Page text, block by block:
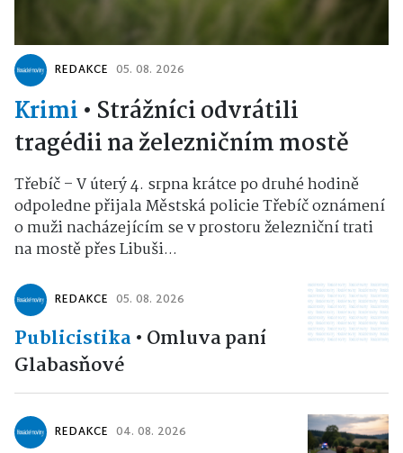
REDAKCE 05. 08. 2026
Krimi • Strážníci odvrátili
tragédii na železničním mostě
Třebíč – V úterý 4. srpna krátce po druhé hodině
odpoledne přijala Městská policie Třebíč oznámení
o muži nacházejícím se v prostoru železniční trati
na mostě přes Libuši...
REDAKCE 05. 08. 2026
Publicistika• Omluva paní
Glabasňové
REDAKCE 04. 08. 2026